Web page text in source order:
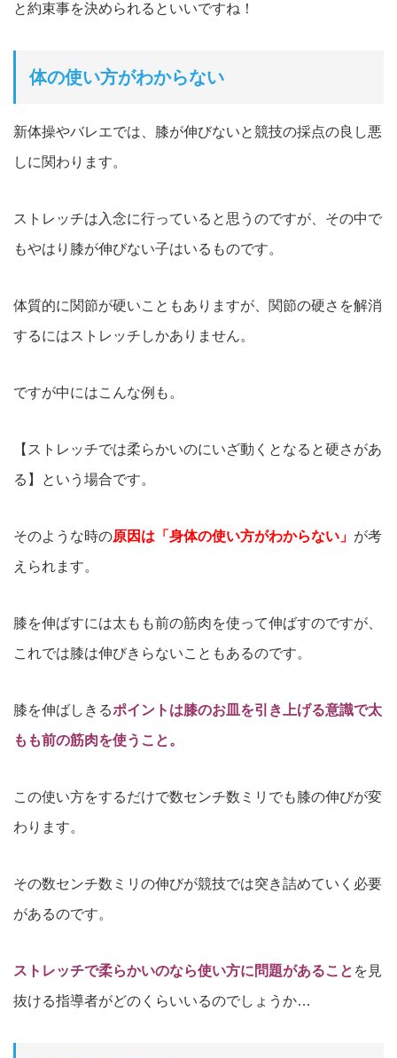
と約束事を決められるといいですね！
体の使い方がわからない
新体操やバレエでは、膝が伸びないと競技の採点の良し悪
しに関わります。
ストレッチは入念に行っていると思うのですが、その中で
もやはり膝が伸びない子はいるものです。
体質的に関節が硬いこともありますが、関節の硬さを解消
するにはストレッチしかありません。
ですが中にはこんな例も。
【ストレッチでは柔らかいのにいざ動くとなると硬さがあ
る】という場合です。
そのような時の原因は「身体の使い方がわからない」 が考
えられます。
膝を伸ばすには太もも前の筋肉を使って伸ばすのですが、
これでは膝は伸びきらないこともあるのです。
膝を伸ばしきるポイントは膝のお皿を引き上げる意識で太
もも前の筋肉を使うこと。
この使い方をするだけで数センチ数ミリでも膝の伸びが変
わります。
その数センチ数ミリの伸びが競技では突き詰めていく必要
があるのです。
ストレッチで柔らかいのなら使い方に問題があること を見
抜ける指導者がどのくらいいるのでしょうか…